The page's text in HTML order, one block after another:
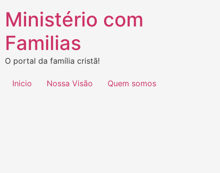
Ministério com
Familias
O portal da família cristã!
Inicio Nossa Visão Quem somos